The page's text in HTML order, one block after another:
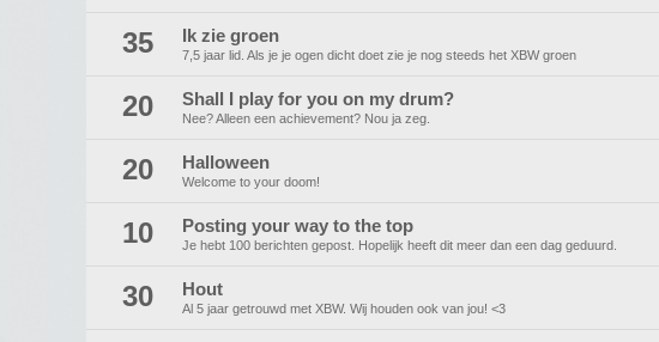
35 Ik zie groen
7,5 jaar lid. Als je je ogen dicht doet zie je nog steeds het XBW groen
20 Shall I play for you on my drum?
Nee? Alleen een achievement? Nou ja zeg.
20 Halloween
Welcome to your doom!
10 Posting your way to the top
Je hebt 100 berichten gepost. Hopelijk heeft dit meer dan een dag geduurd.
30 Hout
Al 5 jaar getrouwd met XBW. Wij houden ook van jou! <3